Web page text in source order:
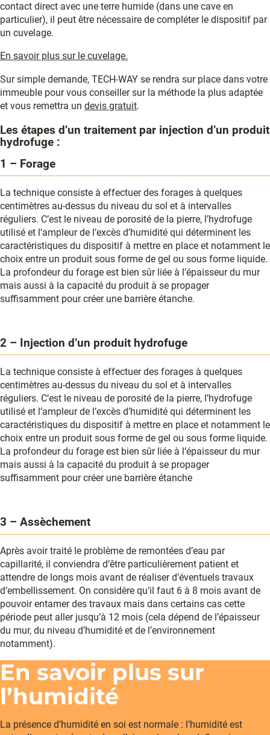
contact direct avec une terre humide (dans une cave en
particulier), il peut être nécessaire de compléter le dispositif par
un cuvelage.
En savoir plus sur le cuvelage.
Sur simple demande, TECH-WAY se rendra sur place dans votre
immeuble pour vous conseiller sur la méthode la plus adaptée
et vous remettra un devis gratuit.
Les étapes d’un traitement par injection d’un produit
hydrofuge :
1 – Forage
La technique consiste à effectuer des forages à quelques
centimètres au-dessus du niveau du sol et à intervalles
réguliers. C’est le niveau de porosité de la pierre, l’hydrofuge
utilisé et l’ampleur de l’excès d’humidité qui déterminent les
caractéristiques du dispositif à mettre en place et notamment le
choix entre un produit sous forme de gel ou sous forme liquide.
La profondeur du forage est bien sûr liée à l’épaisseur du mur
mais aussi à la capacité du produit à se propager
suffisamment pour créer une barrière étanche.
2 – Injection d’un produit hydrofuge
La technique consiste à effectuer des forages à quelques
centimètres au-dessus du niveau du sol et à intervalles
réguliers. C’est le niveau de porosité de la pierre, l’hydrofuge
utilisé et l’ampleur de l’excès d’humidité qui déterminent les
caractéristiques du dispositif à mettre en place et notamment le
choix entre un produit sous forme de gel ou sous forme liquide.
La profondeur du forage est bien sûr liée à l’épaisseur du mur
mais aussi à la capacité du produit à se propager
suffisamment pour créer une barrière étanche
3 – Assèchement
Après avoir traité le problème de remontées d’eau par
capillarité, il conviendra d’être particulièrement patient et
attendre de longs mois avant de réaliser d’éventuels travaux
d’embellissement. On considère qu’il faut 6 à 8 mois avant de
pouvoir entamer des travaux mais dans certains cas cette
période peut aller jusqu’à 12 mois (cela dépend de l’épaisseur
du mur, du niveau d’humidité et de l’environnement
notamment).
En savoir plus sur
l’humidité
La présence d’humidité en soi est normale : l’humidité est